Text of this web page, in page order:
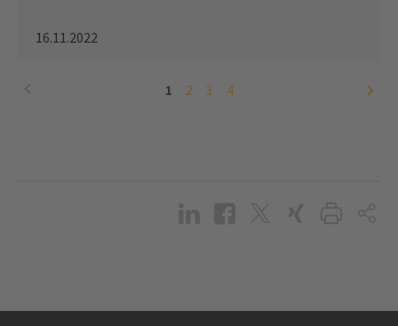
16.11.2022
1
Zeige Seite
2
Zeige Seite
3
Zeige Seite
4